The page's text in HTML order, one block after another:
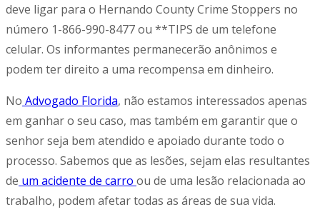
deve ligar para o Hernando County Crime Stoppers no
número 1-866-990-8477 ou **TIPS de um telefone
celular. Os informantes permanecerão anônimos e
podem ter direito a uma recompensa em dinheiro.
No Advogado Florida, não estamos interessados apenas
em ganhar o seu caso, mas também em garantir que o
senhor seja bem atendido e apoiado durante todo o
processo. Sabemos que as lesões, sejam elas resultantes
de um acidente de carro ou de uma lesão relacionada ao
trabalho, podem afetar todas as áreas de sua vida.